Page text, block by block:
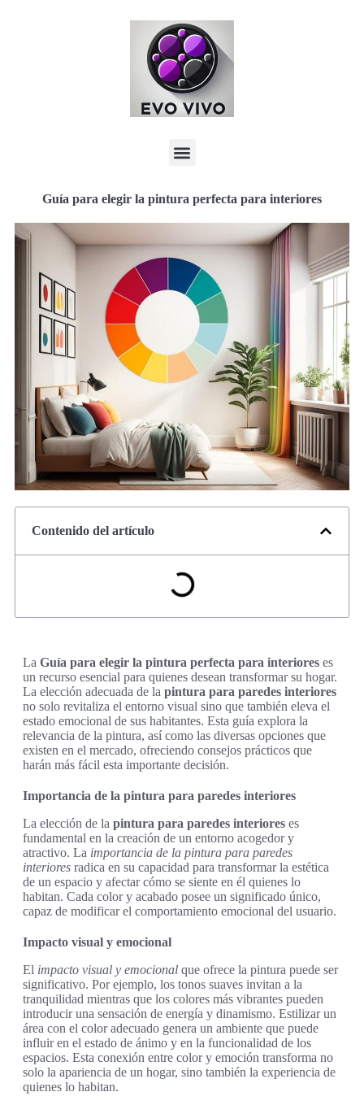
Guía para elegir la pintura perfecta para interiores
Contenido del artículo
La Guía para elegir la pintura perfecta para interiores es
un recurso esencial para quienes desean transformar su hogar.
La elección adecuada de la pintura para paredes interiores
no solo revitaliza el entorno visual sino que también eleva el
estado emocional de sus habitantes. Esta guía explora la
relevancia de la pintura, así como las diversas opciones que
existen en el mercado, ofreciendo consejos prácticos que
harán más fácil esta importante decisión.
Importancia de la pintura para paredes interiores
La elección de la pintura para paredes interiores es
fundamental en la creación de un entorno acogedor y
atractivo. La importancia de la pintura para paredes
interiores radica en su capacidad para transformar la estética
de un espacio y afectar cómo se siente en él quienes lo
habitan. Cada color y acabado posee un significado único,
capaz de modificar el comportamiento emocional del usuario.
Impacto visual y emocional
El impacto visual y emocional que ofrece la pintura puede ser
significativo. Por ejemplo, los tonos suaves invitan a la
tranquilidad mientras que los colores más vibrantes pueden
introducir una sensación de energía y dinamismo. Estilizar un
área con el color adecuado genera un ambiente que puede
influir en el estado de ánimo y en la funcionalidad de los
espacios. Esta conexión entre color y emoción transforma no
solo la apariencia de un hogar, sino también la experiencia de
quienes lo habitan.